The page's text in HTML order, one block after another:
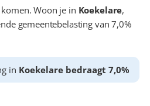
Woon je in Koekelare,
gemeentebelasting van 7,0%
in Koekelare bedraagt 7,0%